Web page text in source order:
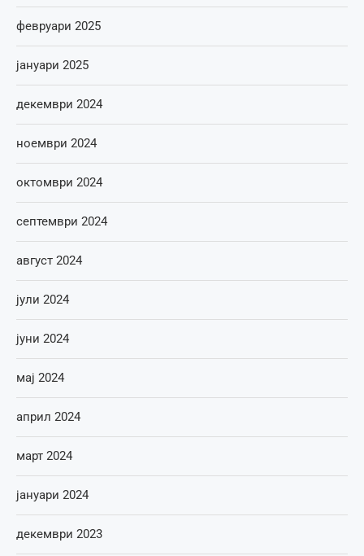
февруари 2025
јануари 2025
декември 2024
ноември 2024
октомври 2024
септември 2024
август 2024
јули 2024
јуни 2024
мај 2024
април 2024
март 2024
јануари 2024
декември 2023